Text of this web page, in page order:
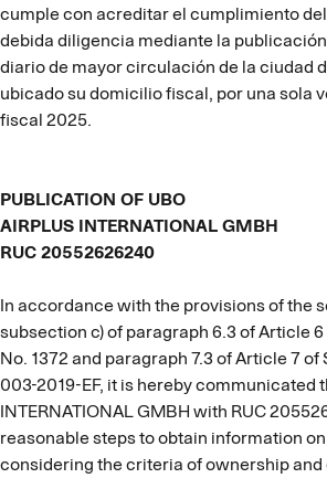
cumple con acreditar el cumplimiento
debida diligencia mediante la
diario de mayor circulación de la ciudad
ubicado su domicilio fiscal, por una sola
fiscal 2025.
PUBLICATION OF UBO
AIRPLUS INTERNATIONAL GMBH
RUC 20552626240
In accordance with the provisions of the
subsection c) of paragraph 6.3 of Article
No. 1372 and paragraph 7.3 of Article 7
003-2019-EF, it is hereby communicated
INTERNATIONAL GMBH with RUC
reasonable steps to obtain information
considering the criteria of ownership